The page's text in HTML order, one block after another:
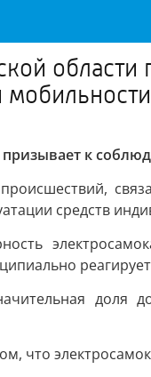
области
мобильности
к
средств
доля
что